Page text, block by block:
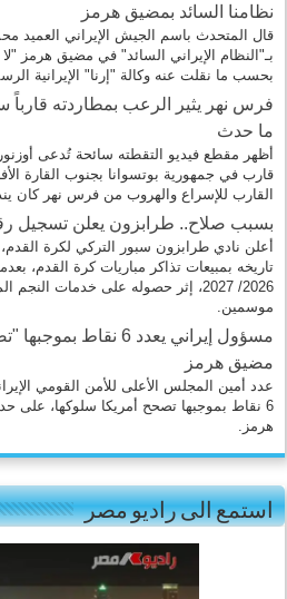
نظامنا السائد بمضيق هرمز
قال المتحدث باسم الجيش الإيراني العميد
بـ"النظام الإيراني السائد" في مضيق هرمز
بحسب ما نقلت عنه وكالة "إرنا" الإيرانية
فرس نهر يثير الرعب بمطاردته قارباً
ما حدث
أظهر مقطع فيديو التقطته سائحة تُدعى
قارب في جمهورية بوتسوانا بجنوب القارة
القارب للإسراع والهروب من فرس نهر كان
بسبب صلاح.. طرابزون يعلن تسجيل
أعلن نادي طرابزون سبور التركي لكرة
2026/ 2027، إثر حصوله على خدمات
موسمين.
مسؤول إيراني يعدد 6
مضيق هرمز
عدد أمين المجلس الأعلى للأمن القومي
6 نقاط بموجبها تصحح أمريكا سلوكها، على
هرمز.
استمع الى راديو مصر